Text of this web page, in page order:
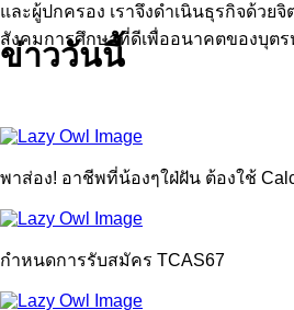
และผู้ปกครอง เราจึงดำเนินธุรกิจด้วย
สังคมการศึกษาที่ดีเพื่ออนาคตของบุต
ข่าววันนี้
พาส่อง! อาชีพที่น้องๆใฝ่ฝัน ต้องใช้
กำหนดการรับสมัคร TCAS67